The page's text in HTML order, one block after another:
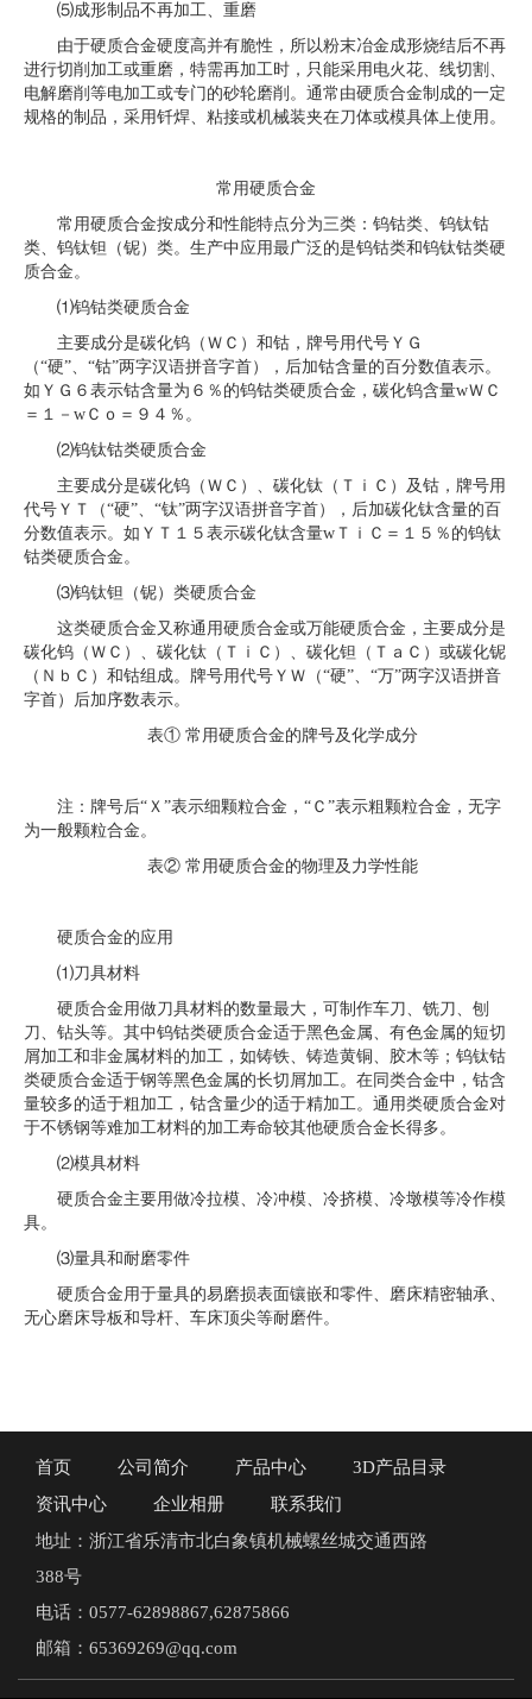
⑸成形制品不再加工、重磨
由于硬质合金硬度高并有脆性，所以粉末冶金成形烧结后不再
进行切削加工或重磨，特需再加工时，只能采用电火花、线切割、
电解磨削等电加工或专门的砂轮磨削。通常由硬质合金制成的一定
规格的制品，采用钎焊、粘接或机械装夹在刀体或模具体上使用。
常用硬质合金
常用硬质合金按成分和性能特点分为三类：钨钴类、钨钛钴
类、钨钛钽（铌）类。生产中应用最广泛的是钨钴类和钨钛钴类硬
质合金。
⑴钨钴类硬质合金
主要成分是碳化钨（ＷＣ）和钴，牌号用代号ＹＧ
（“硬”、“钴”两字汉语拼音字首），后加钴含量的百分数值表示。
如ＹＧ６表示钴含量为６％的钨钴类硬质合金，碳化钨含量wＷＣ
＝１－wＣｏ＝９４％。
⑵钨钛钴类硬质合金
主要成分是碳化钨（ＷＣ）、碳化钛（ＴｉＣ）及钴，牌号用
代号ＹＴ（“硬”、“钛”两字汉语拼音字首），后加碳化钛含量的百
分数值表示。如ＹＴ１５表示碳化钛含量wＴｉＣ＝１５％的钨钛
钴类硬质合金。
⑶钨钛钽（铌）类硬质合金
这类硬质合金又称通用硬质合金或万能硬质合金，主要成分是
碳化钨（ＷＣ）、碳化钛（ＴｉＣ）、碳化钽（ＴａＣ）或碳化铌
（ＮｂＣ）和钴组成。牌号用代号ＹＷ（“硬”、“万”两字汉语拼音
字首）后加序数表示。
表① 常用硬质合金的牌号及化学成分
注：牌号后“Ｘ”表示细颗粒合金，“Ｃ”表示粗颗粒合金，无字
为一般颗粒合金。
表② 常用硬质合金的物理及力学性能
硬质合金的应用
⑴刀具材料
硬质合金用做刀具材料的数量最大，可制作车刀、铣刀、刨
刀、钻头等。其中钨钴类硬质合金适于黑色金属、有色金属的短切
屑加工和非金属材料的加工，如铸铁、铸造黄铜、胶木等；钨钛钴
类硬质合金适于钢等黑色金属的长切屑加工。在同类合金中，钴含
量较多的适于粗加工，钴含量少的适于精加工。通用类硬质合金对
于不锈钢等难加工材料的加工寿命较其他硬质合金长得多。
⑵模具材料
硬质合金主要用做冷拉模、冷冲模、冷挤模、冷墩模等冷作模
具。
⑶量具和耐磨零件
硬质合金用于量具的易磨损表面镶嵌和零件、磨床精密轴承、
无心磨床导板和导杆、车床顶尖等耐磨件。
首页 公司简介 产品中心
3D产品目录
资讯中心
企业相册
联系我们
地址：浙江省乐清市北白象镇机械螺丝城交通西路
388号
电话：0577-62898867,62875866
邮箱：65369269@qq.com